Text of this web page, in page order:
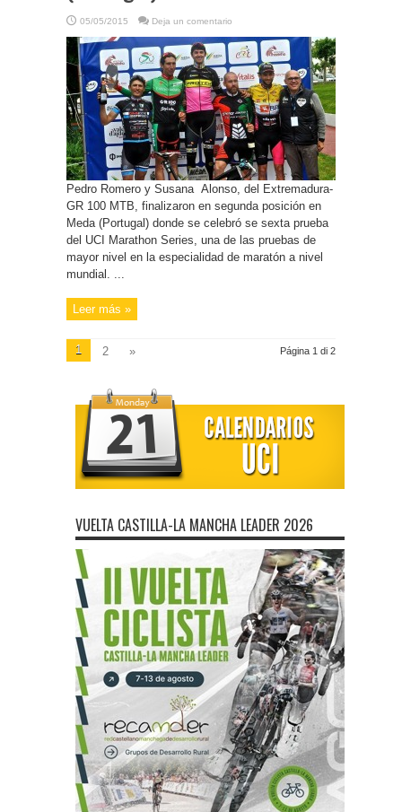
05/05/2015 Deja un comentario
Pedro Romero y Susana Alonso, del Extremadura-
GR 100 MTB, finalizaron en segunda posición en
Meda (Portugal) donde se celebró se sexta prueba
del UCI Marathon Series, una de las pruebas de
mayor nivel en la especialidad de maratón a nivel
mundial. ...
Leer más »
Página 1 di 2
1 2 »
VUELTA CASTILLA-LA MANCHA LEADER 2026